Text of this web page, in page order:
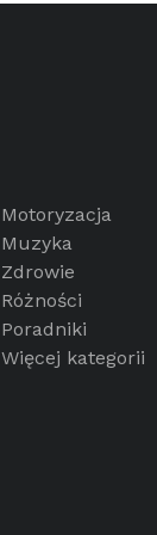
Motoryzacja
Muzyka
Zdrowie
Różności
Poradniki
Więcej kategorii